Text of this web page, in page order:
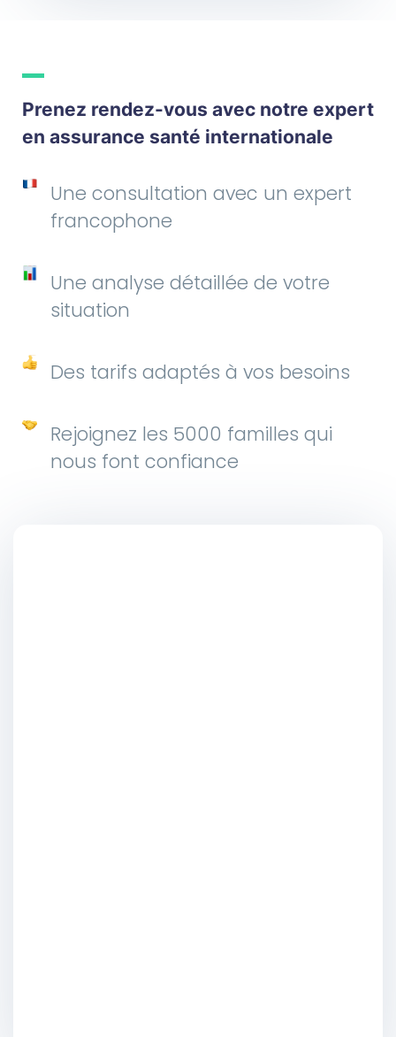
Prenez rendez-vous avec notre expert
en assurance santé internationale
Une consultation avec un expert
francophone
Une analyse détaillée de votre
situation
Des tarifs adaptés à vos besoins
Rejoignez les 5000 familles qui
nous font confiance